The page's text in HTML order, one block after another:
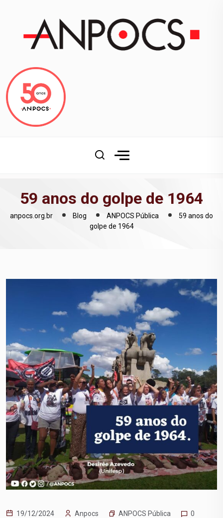
59 anos do golpe de 1964
anpocs.org.br Blog ANPOCS Pública
59 anos do
golpe de 1964
19/12/2024 Anpocs ANPOCS Pública 0